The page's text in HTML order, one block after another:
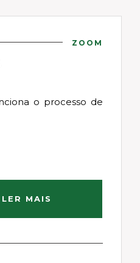
ZOOM
o processo de
LER MAIS